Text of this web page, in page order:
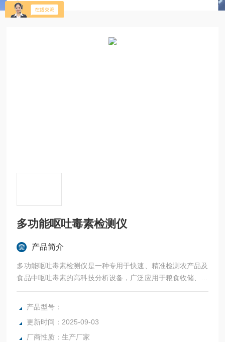
多功能呕吐毒素检测仪
产品简介
多功能呕吐毒素检测仪是一种专用于快速、精准检测农产品及
食品中呕吐毒素的高科技分析设备，广泛应用于粮食收储、饲
料生产、食品加工、进出口检验检疫及农业质量监督等领域。
产品型号：
更新时间：2025-09-03
厂商性质：生产厂家